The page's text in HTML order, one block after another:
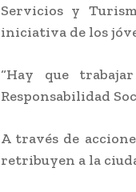
Servicios y
iniciativa de los
“Hay que
Responsabilidad
A través de
retribuyen a la